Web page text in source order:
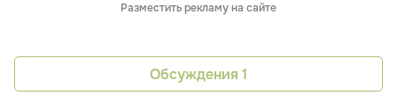
Разместить рекламу на сайте
Обсуждения 1